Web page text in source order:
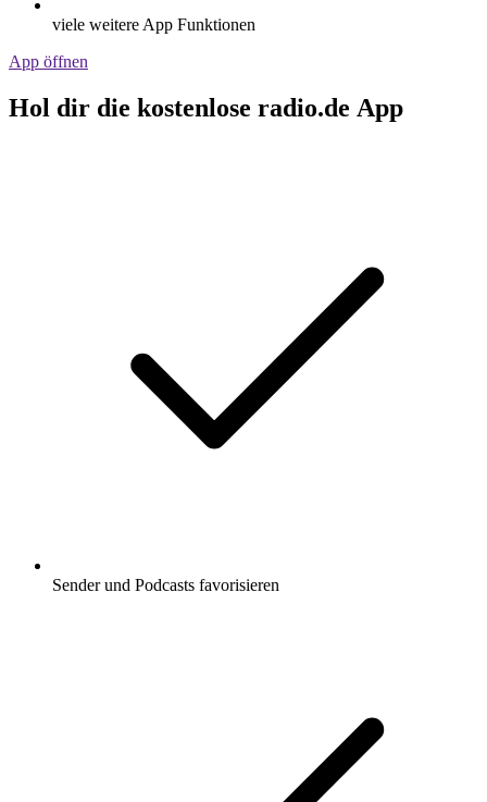
viele weitere App Funktionen
App öffnen
Hol dir die kostenlose radio.de App
Sender und Podcasts favorisieren